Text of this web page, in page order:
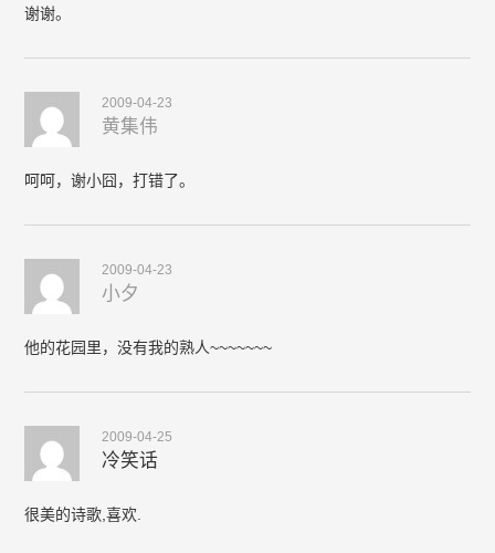
谢谢。
2009-04-23
黄集伟
呵呵，谢小囧，打错了。
2009-04-23
小夕
他的花园里，没有我的熟人~~~~~~~
2009-04-25
冷笑话
很美的诗歌,喜欢.